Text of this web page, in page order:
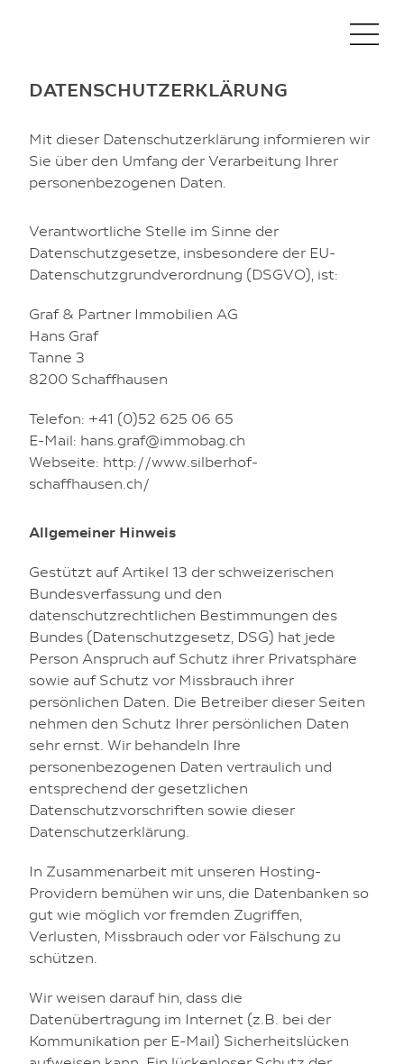
STANDORT
WOHNUNGEN
HOFNEWS
Impressum
Datenschutzerklärung
DATENSCHUTZERKLÄRUNG
Mit dieser Datenschutzerklärung informieren wir
Sie über den Umfang der Verarbeitung Ihrer
personenbezogenen Daten.
Verantwortliche Stelle im Sinne der
Datenschutzgesetze, insbesondere der EU-
Datenschutzgrundverordnung (DSGVO), ist:
Graf & Partner Immobilien AG
Hans Graf
Tanne 3
8200 Schaffhausen
Telefon: +41 (0)52 625 06 65
E-Mail: hans.graf@immobag.ch
Webseite: http://www.silberhof-
schaffhausen.ch/
Allgemeiner Hinweis
Gestützt auf Artikel 13 der schweizerischen
Bundesverfassung und den
datenschutzrechtlichen Bestimmungen des
Bundes (Datenschutzgesetz, DSG) hat jede
Person Anspruch auf Schutz ihrer Privatsphäre
sowie auf Schutz vor Missbrauch ihrer
persönlichen Daten. Die Betreiber dieser Seiten
nehmen den Schutz Ihrer persönlichen Daten
sehr ernst. Wir behandeln Ihre
personenbezogenen Daten vertraulich und
entsprechend der gesetzlichen
Datenschutzvorschriften sowie dieser
Datenschutzerklärung.
In Zusammenarbeit mit unseren Hosting-
Providern bemühen wir uns, die Datenbanken so
gut wie möglich vor fremden Zugriffen,
Verlusten, Missbrauch oder vor Fälschung zu
schützen.
Wir weisen darauf hin, dass die
Datenübertragung im Internet (z.B. bei der
Kommunikation per E-Mail) Sicherheitslücken